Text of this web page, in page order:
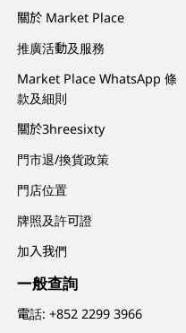
關於 Market Place
推廣活動及服務
Market Place WhatsApp 條
款及細則
關於3hreesixty
門市退/換貨政策
門店位置
牌照及許可證
加入我們
一般查詢
電話:+852 2299 3966